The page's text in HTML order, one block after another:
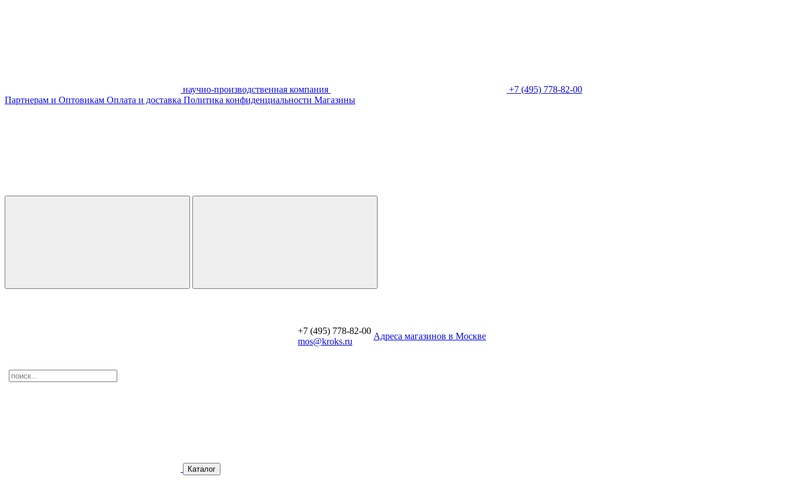
научно-производственная компания
+7 (495) 778-82-00
Партнерам и Оптовикам Оплата и доставка Политика конфиденциальности Магазины
+7 (495) 778-82-00
mos@kroks.ru
Aдреса магазинов в Москве
Каталог